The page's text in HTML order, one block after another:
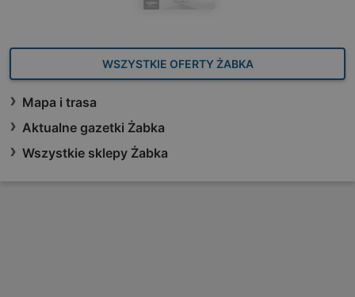
WSZYSTKIE OFERTY ŻABKA
Mapa i trasa
Aktualne gazetki Żabka
Wszystkie sklepy Żabka